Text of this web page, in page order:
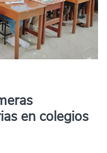
en colegios